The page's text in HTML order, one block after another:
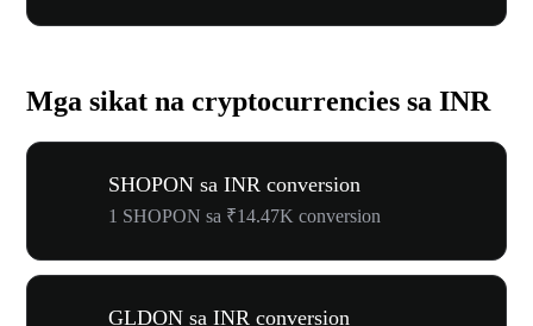
Mga sikat na cryptocurrencies sa INR
SHOPON sa INR conversion
1 SHOPON sa ₹14.47K conversion
GLDON sa INR conversion